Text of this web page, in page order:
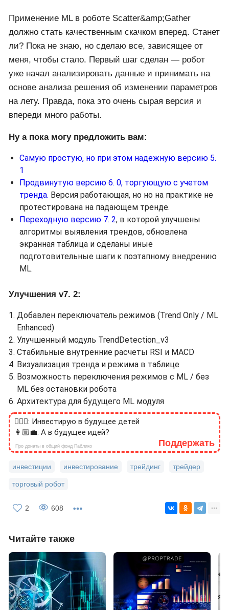
Применение ML в роботе Scatter&amp;Gather
должно стать качественным скачком вперед. Станет
ли? Пока не знаю, но сделаю все, зависящее от
меня, чтобы стало. Первый шаг сделан — робот
уже начал анализировать данные и принимать на
основе анализа решения об изменении параметров
на лету. Правда, пока это очень сырая версия и
впереди много работы.
Ну а пока могу предложить вам:
Самую простую, но при этом надежную версию 5.
1
Продвинутую версию 6. 0, торгующую с учетом
тренда. Версия работающая, но но на практике не
протестирована на падающем тренде.
Переходную версию 7. 2, в которой улучшены
алгоритмы выявления трендов, обновлена
экранная таблица и сделаны иные
подготовительные шаги к поэтапному внедрению
ML.
Улучшения v7. 2:
Добавлен переключатель режимов (Trend Only / ML
Enhanced)
Улучшенный модуль TrendDetection_v3
Стабильные внутренние расчеты RSI и MACD
Визуализация тренда и режима в таблице
Возможность переключения режимов с ML / без
ML без остановки робота
Архитектура для будущего ML модуля
🙎🏻‍♂️: Инвестирую в будущее детей
👩🏼‍💼: А в будущее идей?
Поддержать
Про донаты в общий фонд Паблико
инвестиции инвестирование трейдинг трейдер
торговый робот
2 608
Читайте также